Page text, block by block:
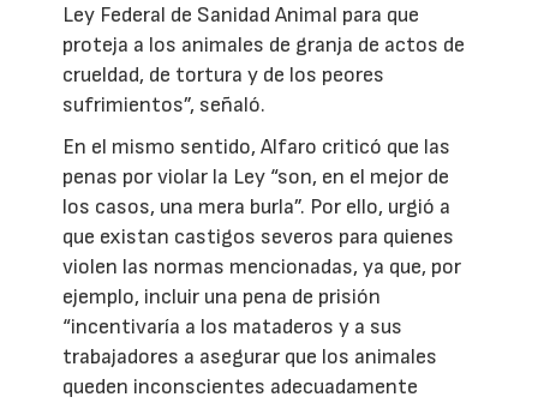
Ley Federal de Sanidad Animal para que
proteja a los animales de granja de actos de
crueldad, de tortura y de los peores
sufrimientos”, señaló.
En el mismo sentido, Alfaro criticó que las
penas por violar la Ley “son, en el mejor de
los casos, una mera burla”. Por ello, urgió a
que existan castigos severos para quienes
violen las normas mencionadas, ya que, por
ejemplo, incluir una pena de prisión
“incentivaría a los mataderos y a sus
trabajadores a asegurar que los animales
queden inconscientes adecuadamente